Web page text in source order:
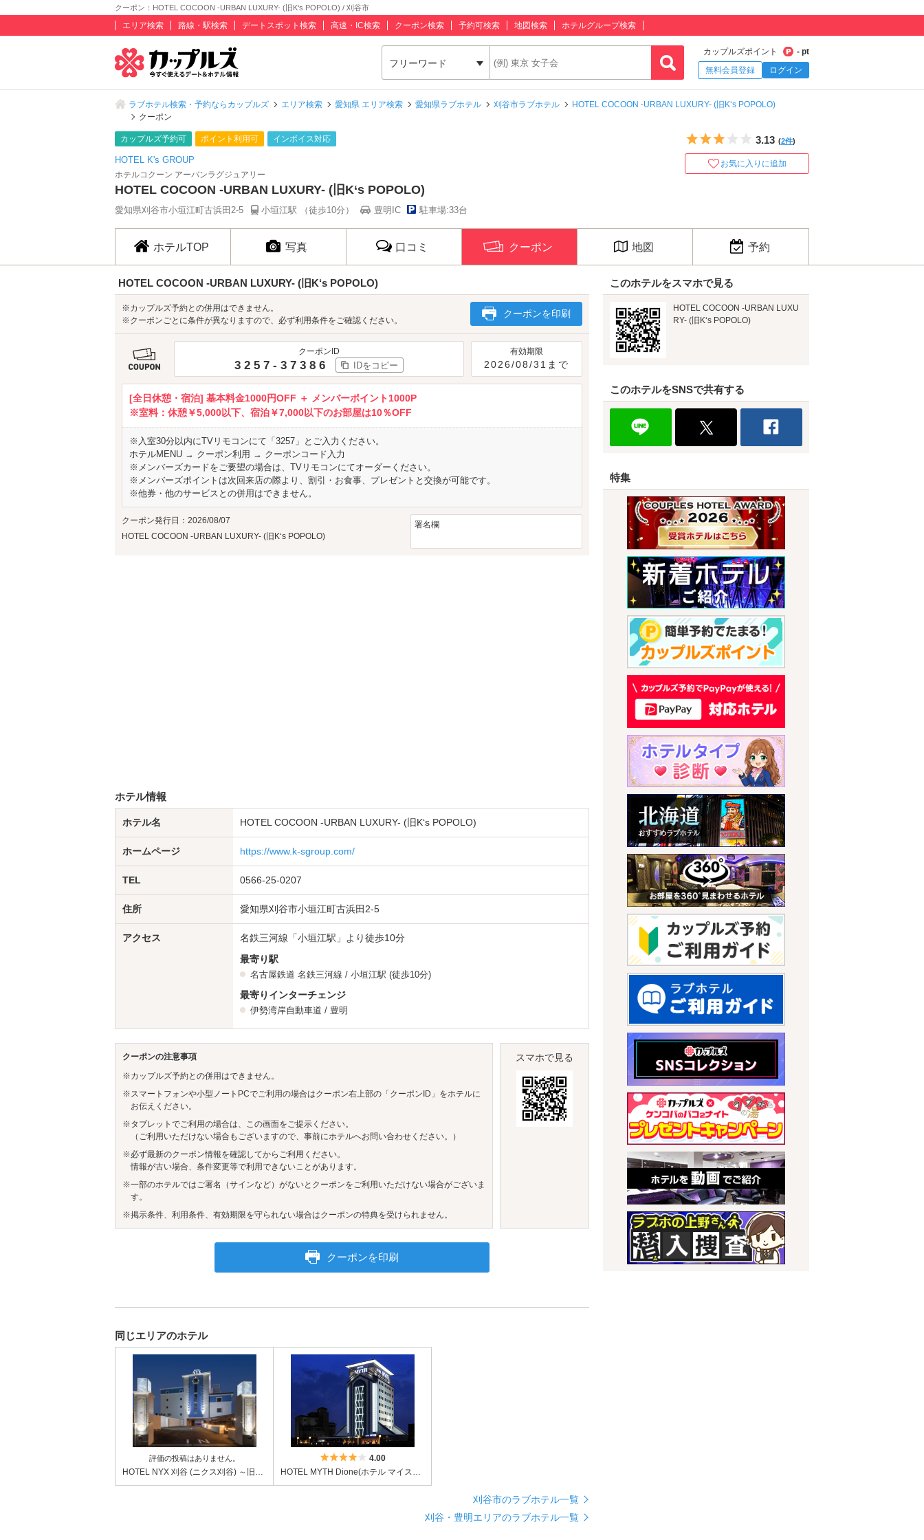
クーポン：HOTEL COCOON -URBAN LUXURY- (旧K‘s POPOLO) / 刈谷市
エリア検索 路線・駅検索 デートスポット検索 高速・IC検索 クーポン検索 予約可検索 地図検索 ホテルグループ検索
フリーワード
カップルズポイント
- pt
無料会員登録
ログイン
ラブホテル検索・予約ならカップルズ エリア検索 愛知県 エリア検索 愛知県ラブホテル 刈谷市ラブホテル
HOTEL COCOON -URBAN LUXURY- (旧K‘s POPOLO)
クーポン
カップルズ予約可 ポイント利用可 インボイス対応
HOTEL K's GROUP
ホテルコクーン アーバンラグジュアリー
HOTEL COCOON -URBAN LUXURY- (旧K‘s POPOLO)
愛知県刈谷市小垣江町古浜田2-5 小垣江駅 （徒歩10分） 豊明IC 駐車場:33台
5つ星のうち3
3.13 (2件)
お気に入りに追加
ホテルTOP 写真 口コミ クーポン 地図 予約
HOTEL COCOON -URBAN LUXURY- (旧K‘s POPOLO)
※カップルズ予約との併用はできません。
※クーポンごとに条件が異なりますので、必ず利用条件をご確認ください。
クーポンを印刷
クーポンID
3257-37386 IDをコピー
有効期限
2026/08/31まで
[全日休憩・宿泊] 基本料金1000円OFF ＋ メンバーポイント1000P
※室料：休憩￥5,000以下、宿泊￥7,000以下のお部屋は10％OFF
※入室30分以内にTVリモコンにて「3257」とご入力ください。
ホテルMENU → クーポン利用 → クーポンコード入力
※メンバーズカードをご要望の場合は、TVリモコンにてオーダーください。
※メンバーズポイントは次回来店の際より、割引・お食事、プレゼントと交換が可能です。
※他券・他のサービスとの併用はできません。
クーポン発行日：2026/08/07
HOTEL COCOON -URBAN LUXURY- (旧K‘s POPOLO)
署名欄
ホテル情報
ホテル名 HOTEL COCOON -URBAN LUXURY- (旧K‘s POPOLO)
ホームページ https://www.k-sgroup.com/
TEL 0566-25-0207
住所 愛知県刈谷市小垣江町古浜田2-5
アクセス
名鉄三河線「小垣江駅」より徒歩10分
最寄り駅
名古屋鉄道 名鉄三河線 / 小垣江駅 (徒歩10分)
最寄りインターチェンジ
伊勢湾岸自動車道 / 豊明
クーポンの注意事項
※カップルズ予約との併用はできません。
※スマートフォンや小型ノートPCでご利用の場合はクーポン右上部の「クーポンID」をホテルに
お伝えください。
※タブレットでご利用の場合は、この画面をご提示ください。
（ご利用いただけない場合もございますので、事前にホテルへお問い合わせください。）
※必ず最新のクーポン情報を確認してからご利用ください。
情報が古い場合、条件変更等で利用できないことがあります。
※一部のホテルではご署名（サインなど）がないとクーポンをご利用いただけない場合がございま
す。
※掲示条件、利用条件、有効期限を守られない場合はクーポンの特典を受けられません。
スマホで見る
クーポンを印刷
同じエリアのホテル
評価の投稿はありません。
HOTEL NYX 刈谷 (ニクス刈谷) ～旧：ホテルフェアリー～
5つ星のうち4
4.00
HOTEL MYTH Dione(ホテル マイス ディオーネ)
刈谷市のラブホテル一覧
刈谷・豊明エリアのラブホテル一覧
このホテルをスマホで見る
HOTEL COCOON -URBAN LUXU
RY- (旧K‘s POPOLO)
このホテルをSNSで共有する
特集